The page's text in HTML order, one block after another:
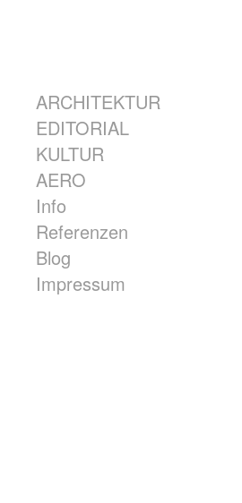
ARCHITEKTUR
EDITORIAL
KULTUR
AERO
Info
Referenzen
Blog
Impressum